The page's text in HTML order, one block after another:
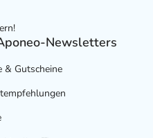
Newsletters
& Gutscheine